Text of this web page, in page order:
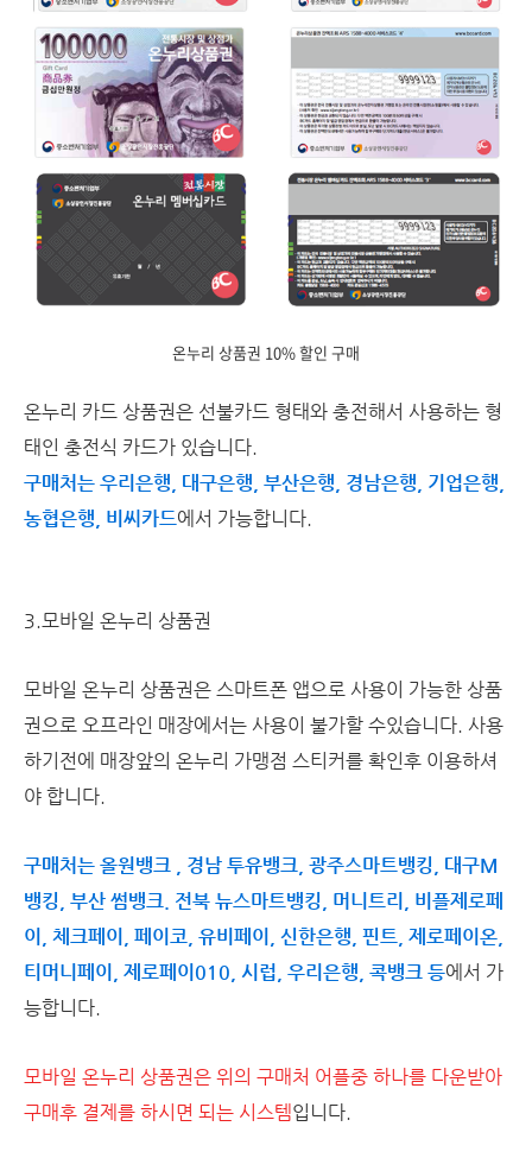
온누리 상품권 10% 할인 구매
온누리 카드 상품권은 선불카드 형태와 충전해서 사용하는 형
태인 충전식 카드가 있습니다.
구매처는 우리은행, 대구은행, 부산은행, 경남은행, 기업은행,
농협은행, 비씨카드에서 가능합니다.
3.모바일 온누리 상품권
모바일 온누리 상품권은 스마트폰 앱으로 사용이 가능한 상품
권으로 오프라인 매장에서는 사용이 불가할 수있습니다. 사용
하기전에 매장앞의 온누리 가맹점 스티커를 확인후 이용하셔
야 합니다.
구매처는 올원뱅크 , 경남 투유뱅크, 광주스마트뱅킹, 대구M
뱅킹, 부산 썸뱅크. 전북 뉴스마트뱅킹, 머니트리, 비플제로페
이, 체크페이, 페이코, 유비페이, 신한은행, 핀트, 제로페이온,
티머니페이, 제로페이010, 시럽, 우리은행, 콕뱅크 등에서 가
능합니다.
모바일 온누리 상품권은 위의 구매처 어플중 하나를 다운받아
구매후 결제를 하시면 되는 시스템입니다.